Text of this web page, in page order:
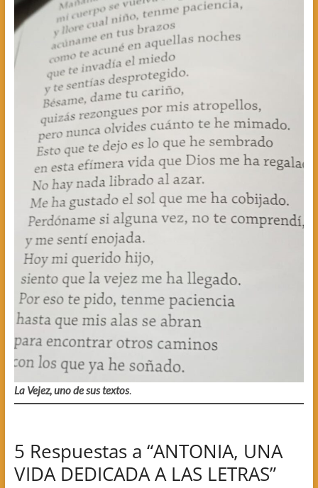
La Vejez, uno de sus textos.
5 Respuestas a “ANTONIA, UNA
VIDA DEDICADA A LAS LETRAS”